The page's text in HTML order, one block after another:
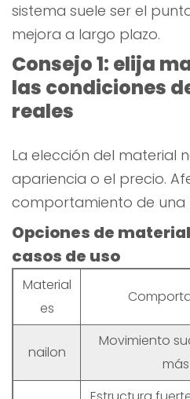
sistema suele ser el
mejora a largo plazo.
Consejo 1: elija
las condiciones
reales
La elección del material
apariencia o el precio.
comportamiento de una
Opciones de
casos de uso
Material
es
nailon
Movimiento